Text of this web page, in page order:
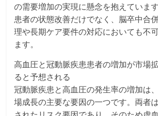
の需要増加の実現に懸念を抱えていま
患者の状態改善だけでなく、脳卒中合
理や長期ケア要件の対応においても不
ます。
高血圧と冠動脈疾患患者の増加が市場
ると予想される
冠動脈疾患と高血圧の発生率の増加は
場成長の主要な要因の一つです。両者